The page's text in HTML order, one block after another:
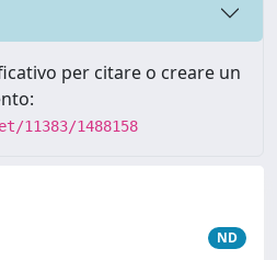
per citare o creare un
11383/1488158
ND